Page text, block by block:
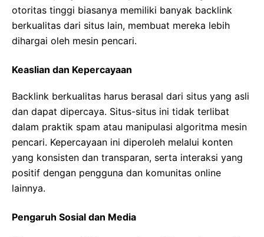
otoritas tinggi biasanya memiliki banyak backlink
berkualitas dari situs lain, membuat mereka lebih
dihargai oleh mesin pencari.
Keaslian dan Kepercayaan
Backlink berkualitas harus berasal dari situs yang asli
dan dapat dipercaya. Situs-situs ini tidak terlibat
dalam praktik spam atau manipulasi algoritma mesin
pencari. Kepercayaan ini diperoleh melalui konten
yang konsisten dan transparan, serta interaksi yang
positif dengan pengguna dan komunitas online
lainnya.
Pengaruh Sosial dan Media